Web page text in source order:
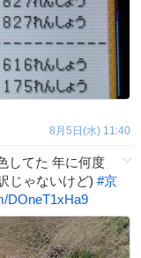
8月5日(水) 11:40
してた 年に何度
じゃないけど) #京
DOneT1xHa9